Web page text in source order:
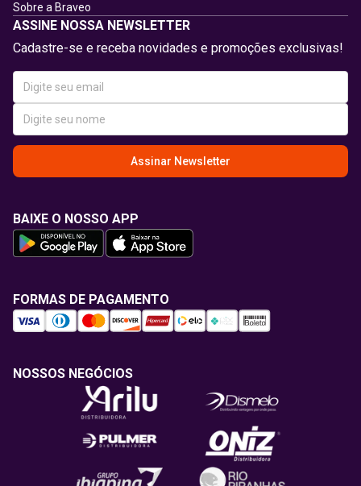
Sobre a Braveo
ASSINE NOSSA NEWSLETTER
Cadastre-se e receba novidades e promoções exclusivas!
Assinar Newsletter
BAIXE O NOSSO APP
FORMAS DE PAGAMENTO
NOSSOS NEGÓCIOS